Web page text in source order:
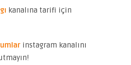
kanalına tarifi için
instagram kanalını